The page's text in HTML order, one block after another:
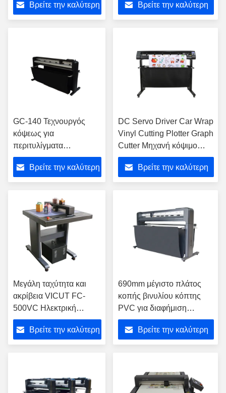
PPF Plotter Vinyl Cutter
Plotter μηχανή GR8000-
Βρείτε την καλύτερη Βρείτε την καλύτερη
GC-140 Τεχνουργός
κόψεως για
περιτυλίγματα
αυτοκινήτων
αυτοκόλλητο κόψιμο
περιγράμματος βινυλίου
Βρείτε την καλύτερη
DC Servo Driver Car Wrap
Vinyl Cutting Plotter Graph
Cutter Μηχανή κόψιμο
ταινιών Χάρτη κόπτης RC-
1400
Βρείτε την καλύτερη
Μεγάλη ταχύτητα και
ακρίβεια VICUT FC-
500VC Ηλεκτρική
μηχανή κοπής πετσέτας
πετσέταςΒρείτε την καλύτερη
690mm μέγιστο πλάτος
κοπής βινυλίου κόπτης
PVC για διαφήμιση
GR8000-80
Βρείτε την καλύτερη